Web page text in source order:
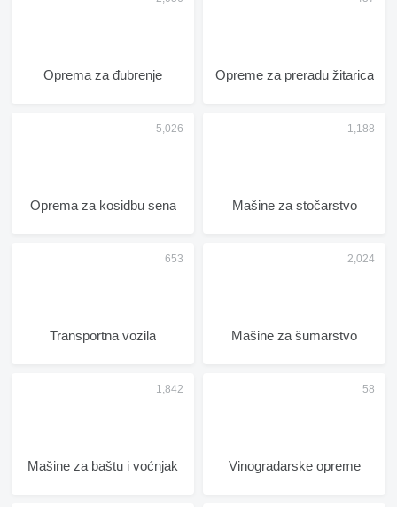
Oprema za đubrenje Opreme za preradu žitarica
Oprema za kosidbu sena Mašine za stočarstvo
Transportna vozila Mašine za šumarstvo
Mašine za baštu i voćnjak Vinogradarske opreme